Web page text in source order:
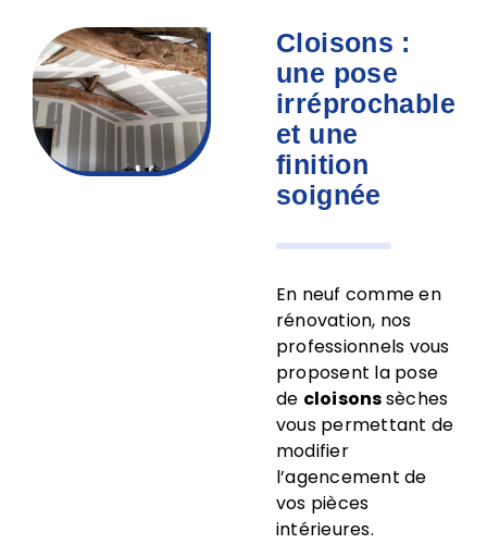
Cloisons :
une pose
irréprochable
et une
finition
soignée
En neuf comme en
rénovation, nos
professionnels vous
proposent la pose
de cloisonssèches
vous permettant de
modifier
l’agencement de
vos pièces
intérieures.